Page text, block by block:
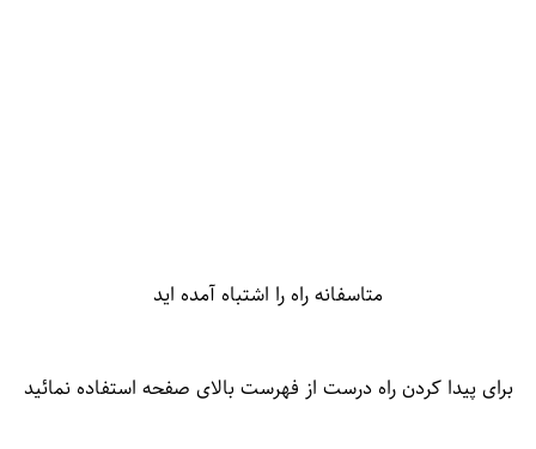
متاسفانه راه را اشتباه آمده اید
برای پیدا کردن راه درست از فهرست بالای صفحه استفاده نمائید